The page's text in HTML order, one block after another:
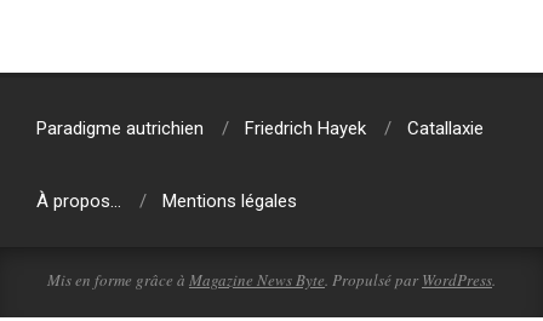
Paradigme autrichien
Friedrich Hayek Catallaxie
À propos… Mentions légales
Mis en forme grâce à Magazine News Byte. Propulsé par WordPress.